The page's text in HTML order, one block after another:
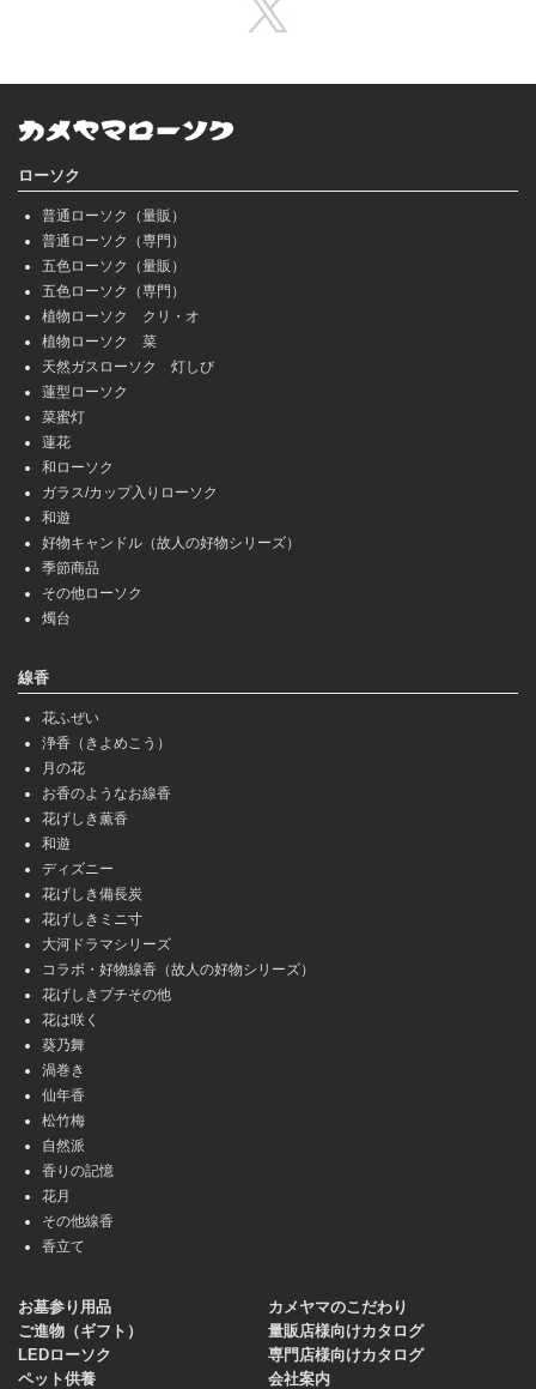
ローソク
普通ローソク（量販）
普通ローソク（専門）
五色ローソク（量販）
五色ローソク（専門）
植物ローソク クリ・オ
植物ローソク 菜
天然ガスローソク 灯しび
蓮型ローソク
菜蜜灯
蓮花
和ローソク
ガラス/カップ入りローソク
和遊
好物キャンドル（故人の好物シリーズ）
季節商品
その他ローソク
燭台
線香
花ふぜい
浄香（きよめこう）
月の花
お香のようなお線香
花げしき薫香
和遊
ディズニー
花げしき備長炭
花げしきミニ寸
大河ドラマシリーズ
コラボ・好物線香（故人の好物シリーズ）
花げしきプチその他
花は咲く
葵乃舞
渦巻き
仙年香
松竹梅
自然派
香りの記憶
花月
その他線香
香立て
お墓参り用品
ご進物（ギフト）
LEDローソク
ペット供養
カメヤマのこだわり
量販店様向けカタログ
専門店様向けカタログ
会社案内